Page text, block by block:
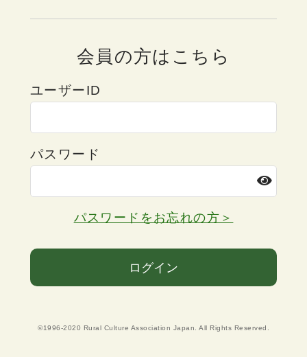
会員の方はこちら
ユーザーID
パスワード
パスワードをお忘れの方＞
ログイン
©1996-2020 Rural Culture Association Japan. All Rights Reserved.